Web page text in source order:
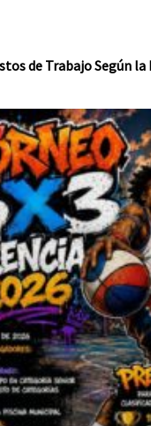
de Trabajo Según la